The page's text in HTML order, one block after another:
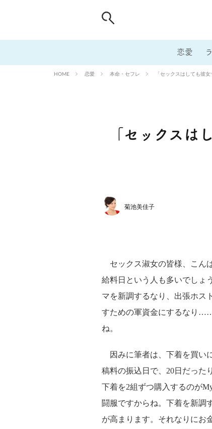
恋愛
HOME 恋愛 本命・セフレ 「セックスはしても彼
「セックスは
菊池美佳子
セックス淑女の皆様、こん
給料日という人も多いでしょ
マを新調するなり、出張ホス
すための軍資金にするなり
ね。
因みに筆者は、下着を買い
稿料の振込日で、20日だった
下着を2組ずつ購入するのが
闘服ですからね。下着を新調
が高まります。それなりにお